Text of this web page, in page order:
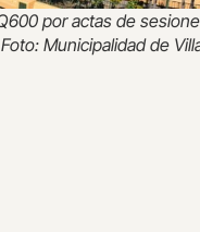
por actas de
Municipalidad de